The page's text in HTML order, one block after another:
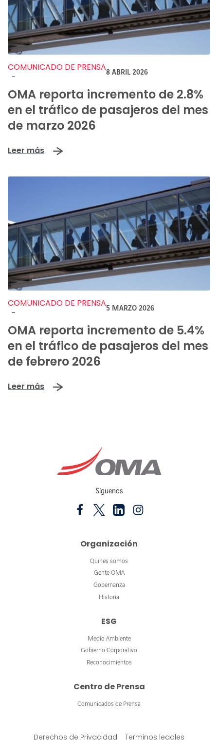
COMUNICADO DE PRENSA
-
8 ABRIL 2026
OMA reporta incremento de 2.8%
en el tráfico de pasajeros del mes
de marzo 2026
Leer más
COMUNICADO DE PRENSA
-
5 MARZO 2026
OMA reporta incremento de 5.4%
en el tráfico de pasajeros del mes
de febrero 2026
Leer más
Síguenos
Organización
Quines somos
Gente OMA
Gobernanza
Historia
ESG
Medio Ambiente
Gobierno Corporativo
Reconocimientos
Centro de Prensa
Comunicados de Prensa
Derechos de Privacidad Terminos legales